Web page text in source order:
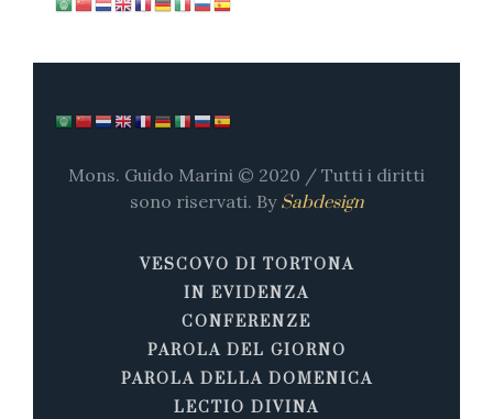
Mons. Guido Marini © 2020 / Tutti i diritti
sono riservati. By Sabdesign
VESCOVO DI TORTONA
IN EVIDENZA
CONFERENZE
PAROLA DEL GIORNO
PAROLA DELLA DOMENICA
LECTIO DIVINA